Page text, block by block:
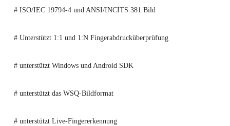
# ISO/IEC 19794-4 und ANSI/INCITS 381 Bild
# Unterstützt 1:1 und 1:N Fingerabdrucküberprüfung
# unterstützt Windows und Android SDK
# unterstützt das WSQ-Bildformat
# unterstützt Live-Fingererkennung